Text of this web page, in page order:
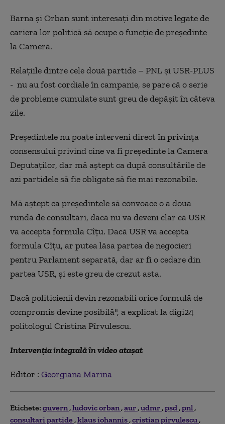
Barna și Orban sunt interesați din motive legate de
cariera lor politică să ocupe o funcție de președinte
la Cameră.
Relațiile dintre cele două partide – PNL și USR-PLUS
- nu au fost cordiale în campanie, se pare că o serie
de probleme cumulate sunt greu de depășit în câteva
zile.
Președintele nu poate interveni direct în privința
consensului privind cine va fi președinte la Camera
Deputaților, dar mă aștept ca după consultările de
azi partidele să fie obligate să fie mai rezonabile.
Mă aștept ca președintele să convoace o a doua
rundă de consultări, dacă nu va deveni clar că USR
va accepta formula Cîțu. Dacă USR va accepta
formula Cîțu, ar putea lăsa partea de negocieri
pentru Parlament separată, dar ar fi o cedare din
partea USR, și este greu de crezut asta.
Dacă politicienii devin rezonabili orice formulă de
compromis devine posibilă", a explicat la digi24
politologul Cristina Pîrvulescu.
Intervenția integrală în video atașat
Editor : Georgiana Marina
Etichete: guvern ludovic orban aur udmr psd pnl
consultari partide klaus iohannis cristian pirvulescu